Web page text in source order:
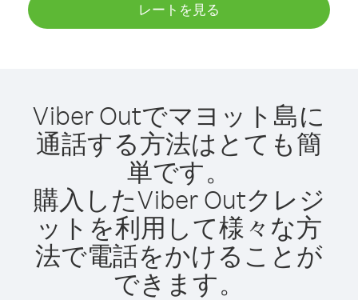
レートを見る
Viber Outでマヨット島に
通話する方法はとても簡
単です。
購入したViber Outクレジ
ットを利用して様々な方
法で電話をかけることが
できます。